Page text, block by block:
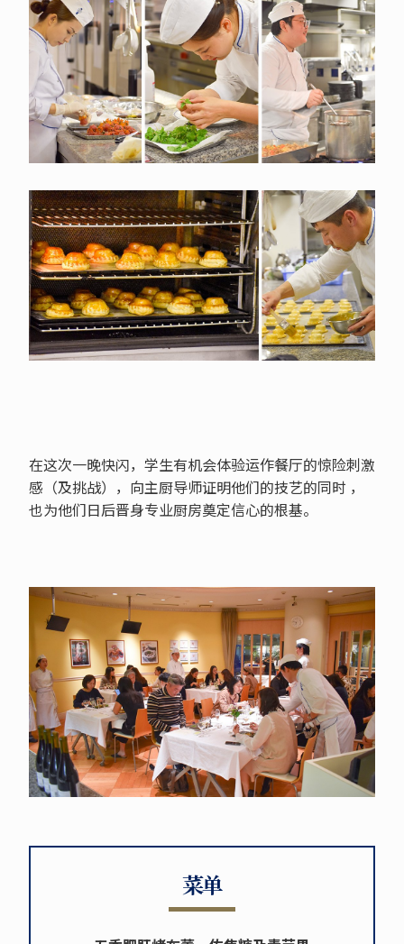
在这次一晚快闪，学生有机会体验运作餐厅的惊险刺激
感（及挑战），向主厨导师证明他们的技艺的同时 ，
也为他们日后晋身专业厨房奠定信心的根基。
菜单